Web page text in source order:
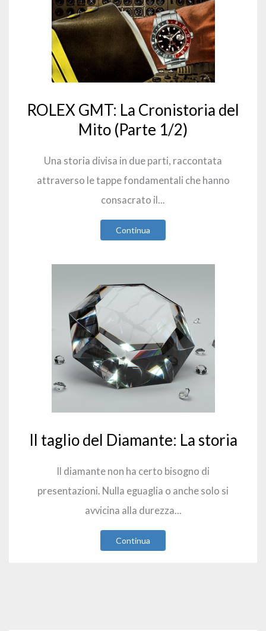
ROLEX GMT: La Cronistoria del
Mito (Parte 1/2)
Una storia divisa in due parti, raccontata
attraverso le tappe fondamentali che hanno
consacrato il...
Continua
Il taglio del Diamante: La storia
Il diamante non ha certo bisogno di
presentazioni. Nulla eguaglia o anche solo si
avvicina alla durezza...
Continua